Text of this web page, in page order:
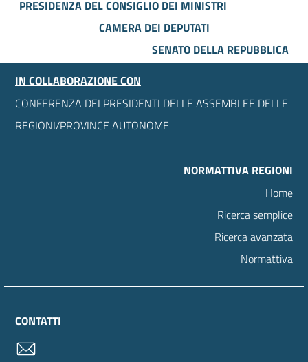
PRESIDENZA DEL CONSIGLIO DEI MINISTRI
CAMERA DEI DEPUTATI
SENATO DELLA REPUBBLICA
IN COLLABORAZIONE CON
CONFERENZA DEI PRESIDENTI DELLE ASSEMBLEE DELLE
REGIONI/PROVINCE AUTONOME
NORMATTIVA REGIONI
Home
Ricerca semplice
Ricerca avanzata
Normattiva
CONTATTI